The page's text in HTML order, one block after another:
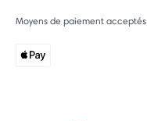
Moyens de paiement acceptés